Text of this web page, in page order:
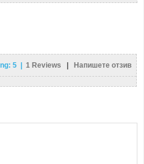
5 |1 Reviews Напишете отзив